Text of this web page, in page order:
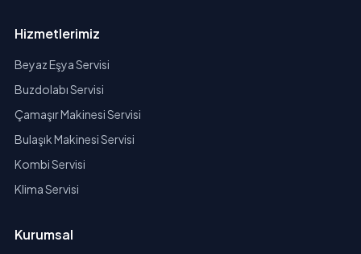
Hizmetlerimiz
Beyaz Eşya Servisi
Buzdolabı Servisi
Çamaşır Makinesi Servisi
Bulaşık Makinesi Servisi
Kombi Servisi
Klima Servisi
Kurumsal